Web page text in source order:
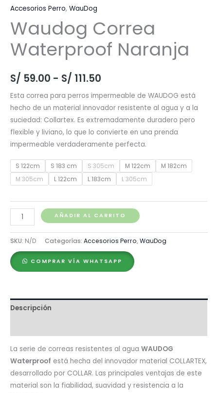
Accesorios Perro,WauDog
Waudog Correa
Waterproof Naranja
S/ 59.00 - S/ 111.50
de
precios:
desde
S/ 59.00
hasta
S/ 111.50
Esta correa para perros impermeable de WAUDOG está
hecho de un material innovador resistente al agua y a la
suciedad: Collartex. Es extremadamente duradero pero
flexible y liviano, lo que lo convierte en una prenda
impermeable verdaderamente perfecta.
S 122cm S 183 cm S 305cm M 122cm
M 182cm
M 305cm
L 122cm L 183cm L 305cm
Waudog
Correa
Waterproof
Naranja
cantidad
AÑADIR AL CARRITO
SKU: N/D Categorías:Accesorios Perro,WauDog
COMPRAR VÍA WHATSAPP
Descripción
La serie de correas resistentes al aguaWAUDOG
Waterproof está hecha del innovador material COLLARTEX,
desarrollado por COLLAR. Las principales ventajas de este
material son la fiabilidad, suavidad y resistencia a la